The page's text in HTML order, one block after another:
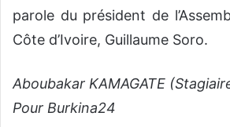
parole du président de
Côte d’Ivoire, Guillaume Soro.
Aboubakar KAMAGATE
Pour Burkina24